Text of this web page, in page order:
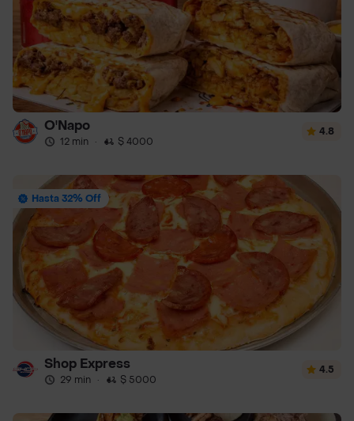
O'Napo
12 min · $ 4000
4.8
Hasta 32% Off
Shop Express
29 min · $ 5000
4.5